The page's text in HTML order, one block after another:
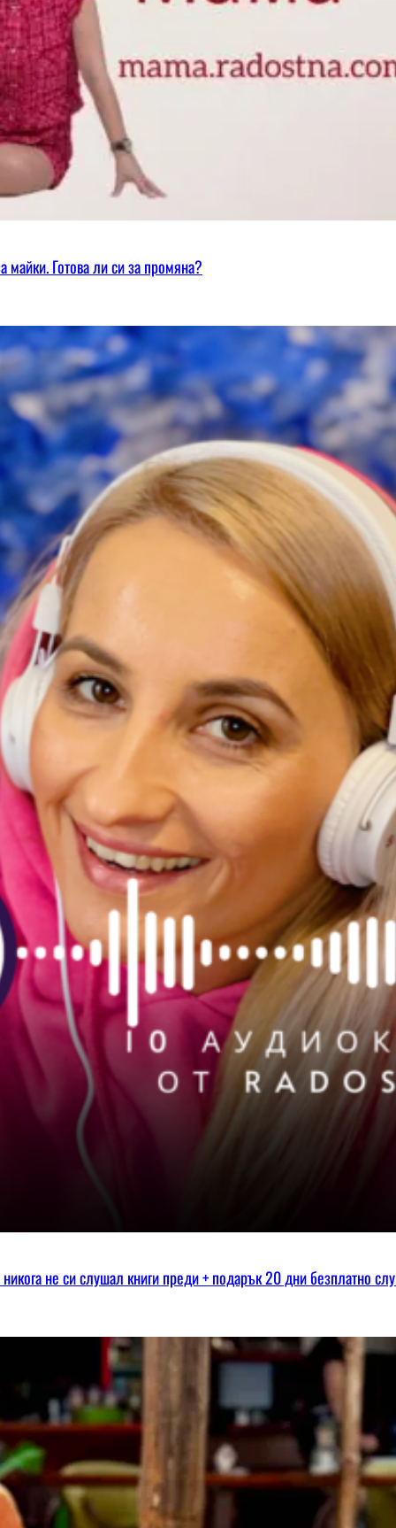
майки. Готова ли си за промяна?
не си слушал книги преди + подарък 20 дни безплатно